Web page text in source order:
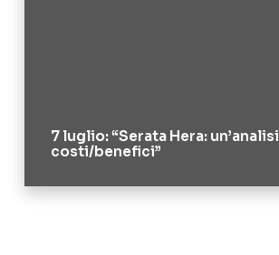
7 luglio: “Serata Hera: un’analisi
costi/benefici”